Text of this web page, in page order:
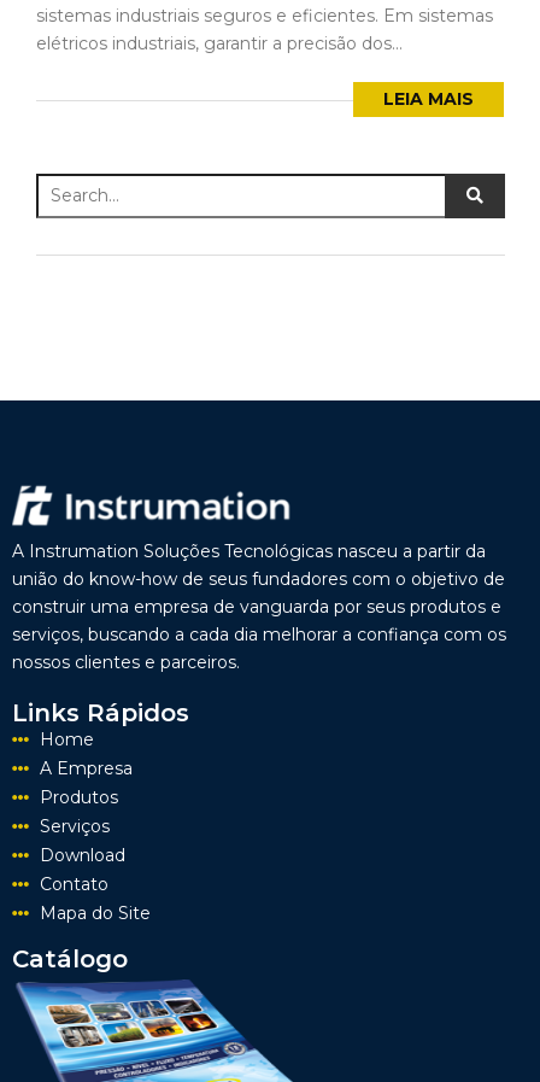
sistemas industriais seguros e eficientes. Em sistemas
elétricos industriais, garantir a precisão dos...
LEIA MAIS
A Instrumation Soluções Tecnológicas nasceu a partir da
união do know-how de seus fundadores com o objetivo de
construir uma empresa de vanguarda por seus produtos e
serviços, buscando a cada dia melhorar a confiança com os
nossos clientes e parceiros.
Links Rápidos
Home
A Empresa
Produtos
Serviços
Download
Contato
Mapa do Site
Catálogo